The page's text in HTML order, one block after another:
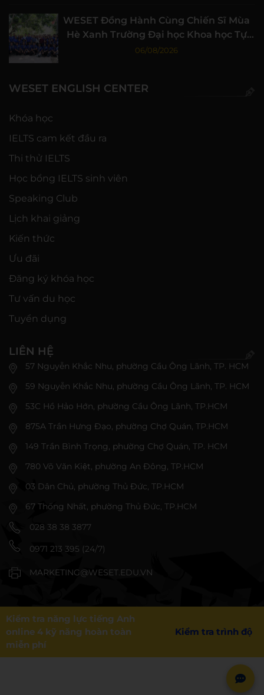
WESET Đồng Hành Cùng Chiến Sĩ Mùa
Hè Xanh Trường Đại học Khoa học Tự
nhiên, ĐHQG-HCM
06/08/2026
WESET ENGLISH CENTER
Khóa học
IELTS cam kết đầu ra
Thi thử IELTS
Học bổng IELTS sinh viên
Speaking Club
Lịch khai giảng
Kiến thức
Ưu đãi
Đăng ký khóa học
Tư vấn du học
Tuyển dụng
LIÊN HỆ
57 Nguyễn Khắc Nhu, phường Cầu Ông Lãnh, TP. HCM
59 Nguyễn Khắc Nhu, phường Cầu Ông Lãnh, TP. HCM
53C Hồ Hảo Hớn, phường Cầu Ông Lãnh, TP.HCM
875A Trần Hưng Đạo, phường Chợ Quán, TP.HCM
149 Trần Bình Trọng, phường Chợ Quán, TP. HCM
780 Võ Văn Kiệt, phường An Đông, TP.HCM
03 Dân Chủ, phường Thủ Đức, TP.HCM
67 Thống Nhất, phường Thủ Đức, TP.HCM
028 38 38 3877
0971 213 395 (24/7)
MARKETING@WESET.EDU.VN
Kiểm tra năng lực tiếng Anh
online 4 kỹ năng hoàn toàn
miễn phí
Kiểm tra trình độ